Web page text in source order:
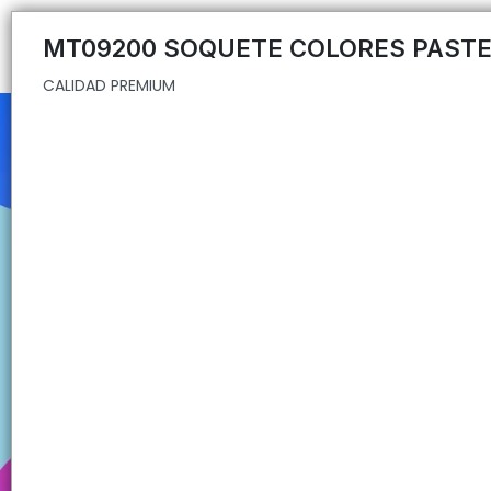
CALIDAD PREMIUM
MT09200 SOQUETE COLORES
CALIDAD PREMIUM